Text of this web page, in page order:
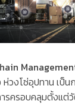
Management
วงโซ่อุปทาน เป็น
รครอบคลุมตั้งแ